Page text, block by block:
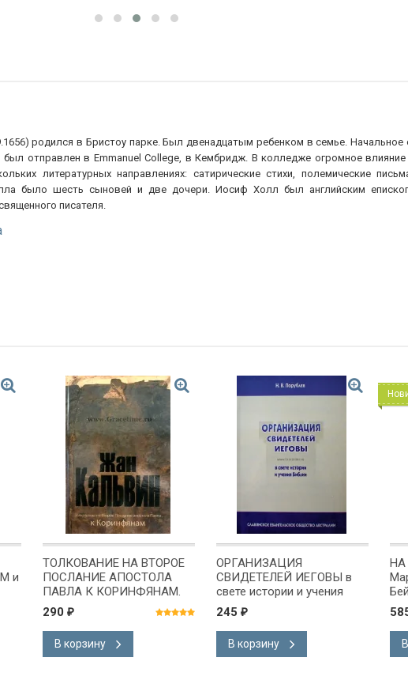
родился в Бристоу парке. Был двенадцатым ребенком в семье.
отправлен в Emmanuel College, в Кембридж. В колледже огромное влияние
литературных направлениях: сатирические стихи, полемические
было шесть сыновей и две дочери. Иосиф Холл был английским
писателя.
и
ТОЛКОВАНИЕ НА ВТОРОЕ
ПОСЛАНИЕ АПОСТОЛА
ПАВЛА К КОРИНФЯНАМ.
Жан Кальвин
290 ₽
В корзину
ОРГАНИЗАЦИЯ
СВИДЕТЕЛЕЙ ИЕГОВЫ в
свете истории и учения
Библии. Н. В. Порублев
245 ₽
В корзину
НА